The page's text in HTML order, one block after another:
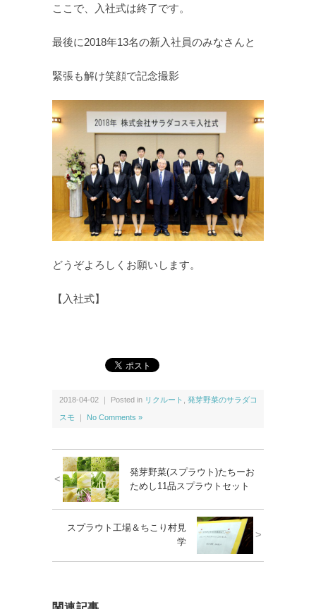
ここで、入社式は終了です。
最後に2018年13名の新入社員のみなさんと
緊張も解け笑顔で記念撮影
どうぞよろしくお願いします。
【入社式】
2018-04-02 ｜ Posted in リクルート 発芽野菜のサラダコ
スモ ｜ No Comments »
<
発芽野菜(スプラウト)たちーお
ためし11品スプラウトセット
スプラウト工場＆ちこり村見
学
>